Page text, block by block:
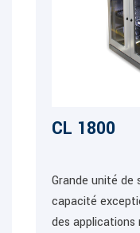
CL 1800
Grande unité
capacité
des